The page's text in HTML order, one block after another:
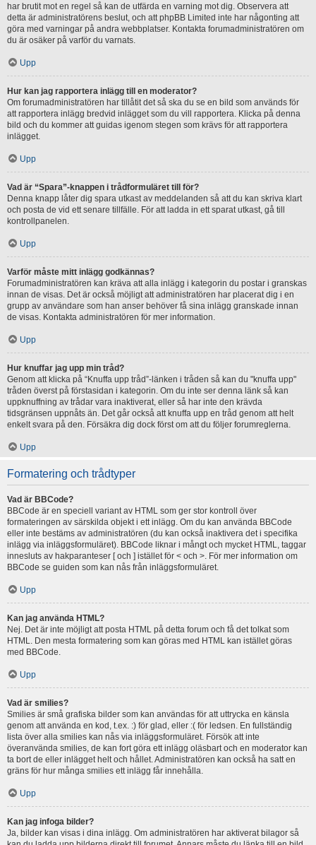
har brutit mot en regel så kan de utfärda en varning mot dig. Observera att
detta är administratörens beslut, och att phpBB Limited inte har någonting att
göra med varningar på andra webbplatser. Kontakta forumadministratören om
du är osäker på varför du varnats.
Upp
Hur kan jag rapportera inlägg till en moderator?
Om forumadministratören har tillåtit det så ska du se en bild som används för
att rapportera inlägg bredvid inlägget som du vill rapportera. Klicka på denna
bild och du kommer att guidas igenom stegen som krävs för att rapportera
inlägget.
Upp
Vad är “Spara”-knappen i trådformuläret till för?
Denna knapp låter dig spara utkast av meddelanden så att du kan skriva klart
och posta de vid ett senare tillfälle. För att ladda in ett sparat utkast, gå till
kontrollpanelen.
Upp
Varför måste mitt inlägg godkännas?
Forumadministratören kan kräva att alla inlägg i kategorin du postar i granskas
innan de visas. Det är också möjligt att administratören har placerat dig i en
grupp av användare som han anser behöver få sina inlägg granskade innan
de visas. Kontakta administratören för mer information.
Upp
Hur knuffar jag upp min tråd?
Genom att klicka på “Knuffa upp tråd”-länken i tråden så kan du "knuffa upp"
tråden överst på förstasidan i kategorin. Om du inte ser denna länk så kan
uppknuffning av trådar vara inaktiverat, eller så har inte den krävda
tidsgränsen uppnåts än. Det går också att knuffa upp en tråd genom att helt
enkelt svara på den. Försäkra dig dock först om att du följer forumreglerna.
Upp
Formatering och trådtyper
Vad är BBCode?
BBCode är en speciell variant av HTML som ger stor kontroll över
formateringen av särskilda objekt i ett inlägg. Om du kan använda BBCode
eller inte bestäms av administratören (du kan också inaktivera det i specifika
inlägg via inläggsformuläret). BBCode liknar i mångt och mycket HTML, taggar
innesluts av hakparanteser [ och ] istället för < och >. För mer information om
BBCode se guiden som kan nås från inläggsformuläret.
Upp
Kan jag använda HTML?
Nej. Det är inte möjligt att posta HTML på detta forum och få det tolkat som
HTML. Den mesta formatering som kan göras med HTML kan istället göras
med BBCode.
Upp
Vad är smilies?
Smilies är små grafiska bilder som kan användas för att uttrycka en känsla
genom att använda en kod, t.ex. :) för glad, eller :( för ledsen. En fullständig
lista över alla smilies kan nås via inläggsformuläret. Försök att inte
överanvända smilies, de kan fort göra ett inlägg oläsbart och en moderator kan
ta bort de eller inlägget helt och hållet. Administratören kan också ha satt en
gräns för hur många smilies ett inlägg får innehålla.
Upp
Kan jag infoga bilder?
Ja, bilder kan visas i dina inlägg. Om administratören har aktiverat bilagor så